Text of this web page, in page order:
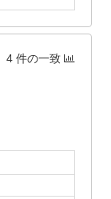
4 件の一致